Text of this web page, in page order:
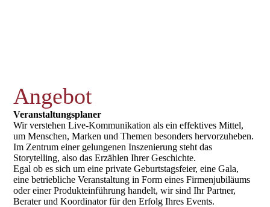
Angebot
Veranstaltungsplaner
Wir verstehen Live-Kommunikation als ein effektives Mittel,
um Menschen, Marken und Themen besonders hervorzuheben.
Im Zentrum einer gelungenen Inszenierung steht das
Storytelling, also das Erzählen Ihrer Geschichte.
Egal ob es sich um eine private Geburtstagsfeier, eine Gala,
eine betriebliche Veranstaltung in Form eines Firmenjubiläums
oder einer Produkteinführung handelt, wir sind Ihr Partner,
Berater und Koordinator für den Erfolg Ihres Events.